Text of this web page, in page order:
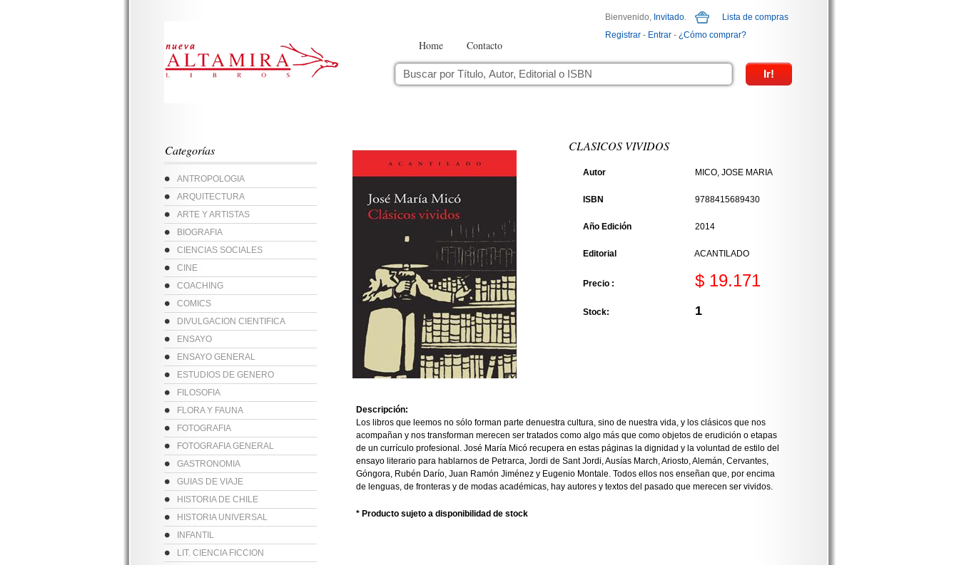
Home Contacto
Bienvenido, Invitado.
Lista de compras
Registrar - Entrar - ¿Cómo comprar?
Categorías
ANTROPOLOGIA
ARQUITECTURA
ARTE Y ARTISTAS
BIOGRAFIA
CIENCIAS SOCIALES
CINE
COACHING
COMICS
DIVULGACION CIENTIFICA
ENSAYO
ENSAYO GENERAL
ESTUDIOS DE GENERO
FILOSOFIA
FLORA Y FAUNA
FOTOGRAFIA
FOTOGRAFIA GENERAL
GASTRONOMIA
GUIAS DE VIAJE
HISTORIA DE CHILE
HISTORIA UNIVERSAL
INFANTIL
LIT. CIENCIA FICCION
CLASICOS VIVIDOS
Autor MICO, JOSE MARIA
ISBN 9788415689430
Año Edición 2014
Editorial ACANTILADO
Precio : $ 19.171
Stock: 1
Descripción:
Los libros que leemos no sólo forman parte denuestra cultura, sino de nuestra vida, y los clásicos que nos
acompañan y nos transforman merecen ser tratados como algo más que como objetos de erudición o etapas
de un currículo profesional. José María Micó recupera en estas páginas la dignidad y la voluntad de estilo del
ensayo literario para hablarnos de Petrarca, Jordi de Sant Jordi, Ausías March, Ariosto, Alemán, Cervantes,
Góngora, Rubén Darío, Juan Ramón Jiménez y Eugenio Montale. Todos ellos nos enseñan que, por encima
de lenguas, de fronteras y de modas académicas, hay autores y textos del pasado que merecen ser vividos.
* Producto sujeto a disponibilidad de stock